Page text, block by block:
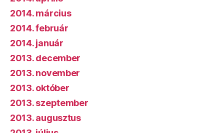
2014. március
2014. február
2014. január
2013. december
2013. november
2013. október
2013. szeptember
2013. augusztus